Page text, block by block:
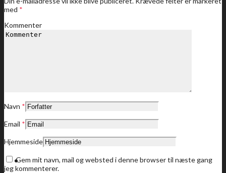
Dine medlemstilbud
Bliv medlem
med *
Kommenter
Navn *
Email *
Hjemmeside
Gem mit navn, mail og websted i denne browser til næste gang
jeg kommenterer.